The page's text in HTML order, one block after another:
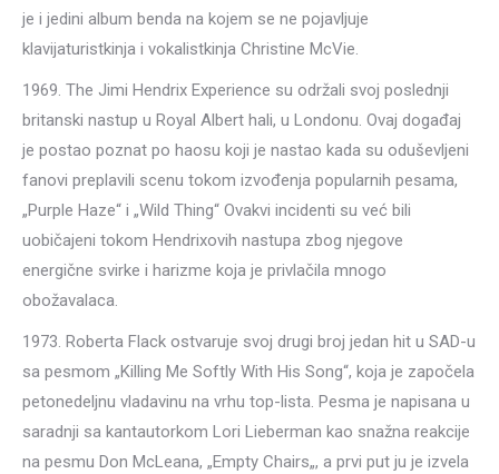
je i jedini album benda na kojem se ne pojavljuje
klavijaturistkinja i vokalistkinja Christine McVie.
1969. The Jimi Hendrix Experience su održali svoj poslednji
britanski nastup u Royal Albert hali, u Londonu. Ovaj događaj
je postao poznat po haosu koji je nastao kada su oduševljeni
fanovi preplavili scenu tokom izvođenja popularnih pesama,
„Purple Haze“ i „Wild Thing“ Ovakvi incidenti su već bili
uobičajeni tokom Hendrixovih nastupa zbog njegove
energične svirke i harizme koja je privlačila mnogo
obožavalaca.
1973. Roberta Flack ostvaruje svoj drugi broj jedan hit u SAD-u
sa pesmom „Killing Me Softly With His Song“, koja je započela
petonedeljnu vladavinu na vrhu top-lista. Pesma je napisana u
saradnji sa kantautorkom Lori Lieberman kao snažna reakcije
na pesmu Don McLeana, „Empty Chairs„, a prvi put ju je izvela